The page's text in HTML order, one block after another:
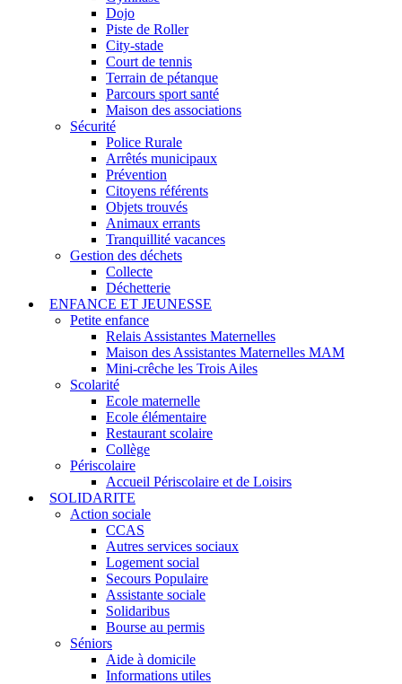
Dojo
Piste de Roller
City-stade
Court de tennis
Terrain de pétanque
Parcours sport santé
Maison des associations
Sécurité
Police Rurale
Arrêtés municipaux
Prévention
Citoyens référents
Objets trouvés
Animaux errants
Tranquillité vacances
Gestion des déchets
Collecte
Déchetterie
ENFANCE ET JEUNESSE
Petite enfance
Relais Assistantes Maternelles
Maison des Assistantes Maternelles MAM
Mini-crêche les Trois Ailes
Scolarité
Ecole maternelle
Ecole élémentaire
Restaurant scolaire
Collège
Périscolaire
Accueil Périscolaire et de Loisirs
SOLIDARITE
Action sociale
CCAS
Autres services sociaux
Logement social
Secours Populaire
Assistante sociale
Solidaribus
Bourse au permis
Séniors
Aide à domicile
Informations utiles